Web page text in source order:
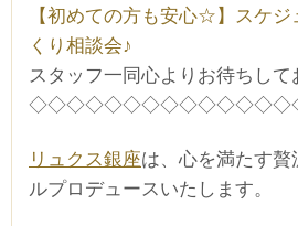
【初めての方も安心☆】スケ
くり相談会♪
スタッフ一同心よりお待ちして
リュクス銀座は、心を満たす贅
ルプロデュースいたします。